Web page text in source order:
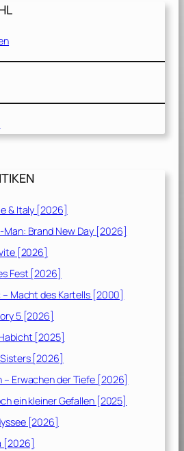
& Italy [2026]
Man: Brand New Day [2026]
[2026]
Fest [2026]
Macht des Kartells [2000]
5 [2026]
[2025]
[2026]
– Erwachen der Tiefe [2026]
ein kleiner Gefallen [2025]
[2026]
[2026]